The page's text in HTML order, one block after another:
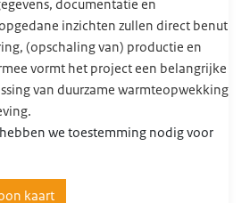
documentatie en
inzichten zullen direct benut
(opschaling van) productie en
vormt het project een belangrijke
van duurzame warmteopwekking
we toestemming nodig voor
kaart